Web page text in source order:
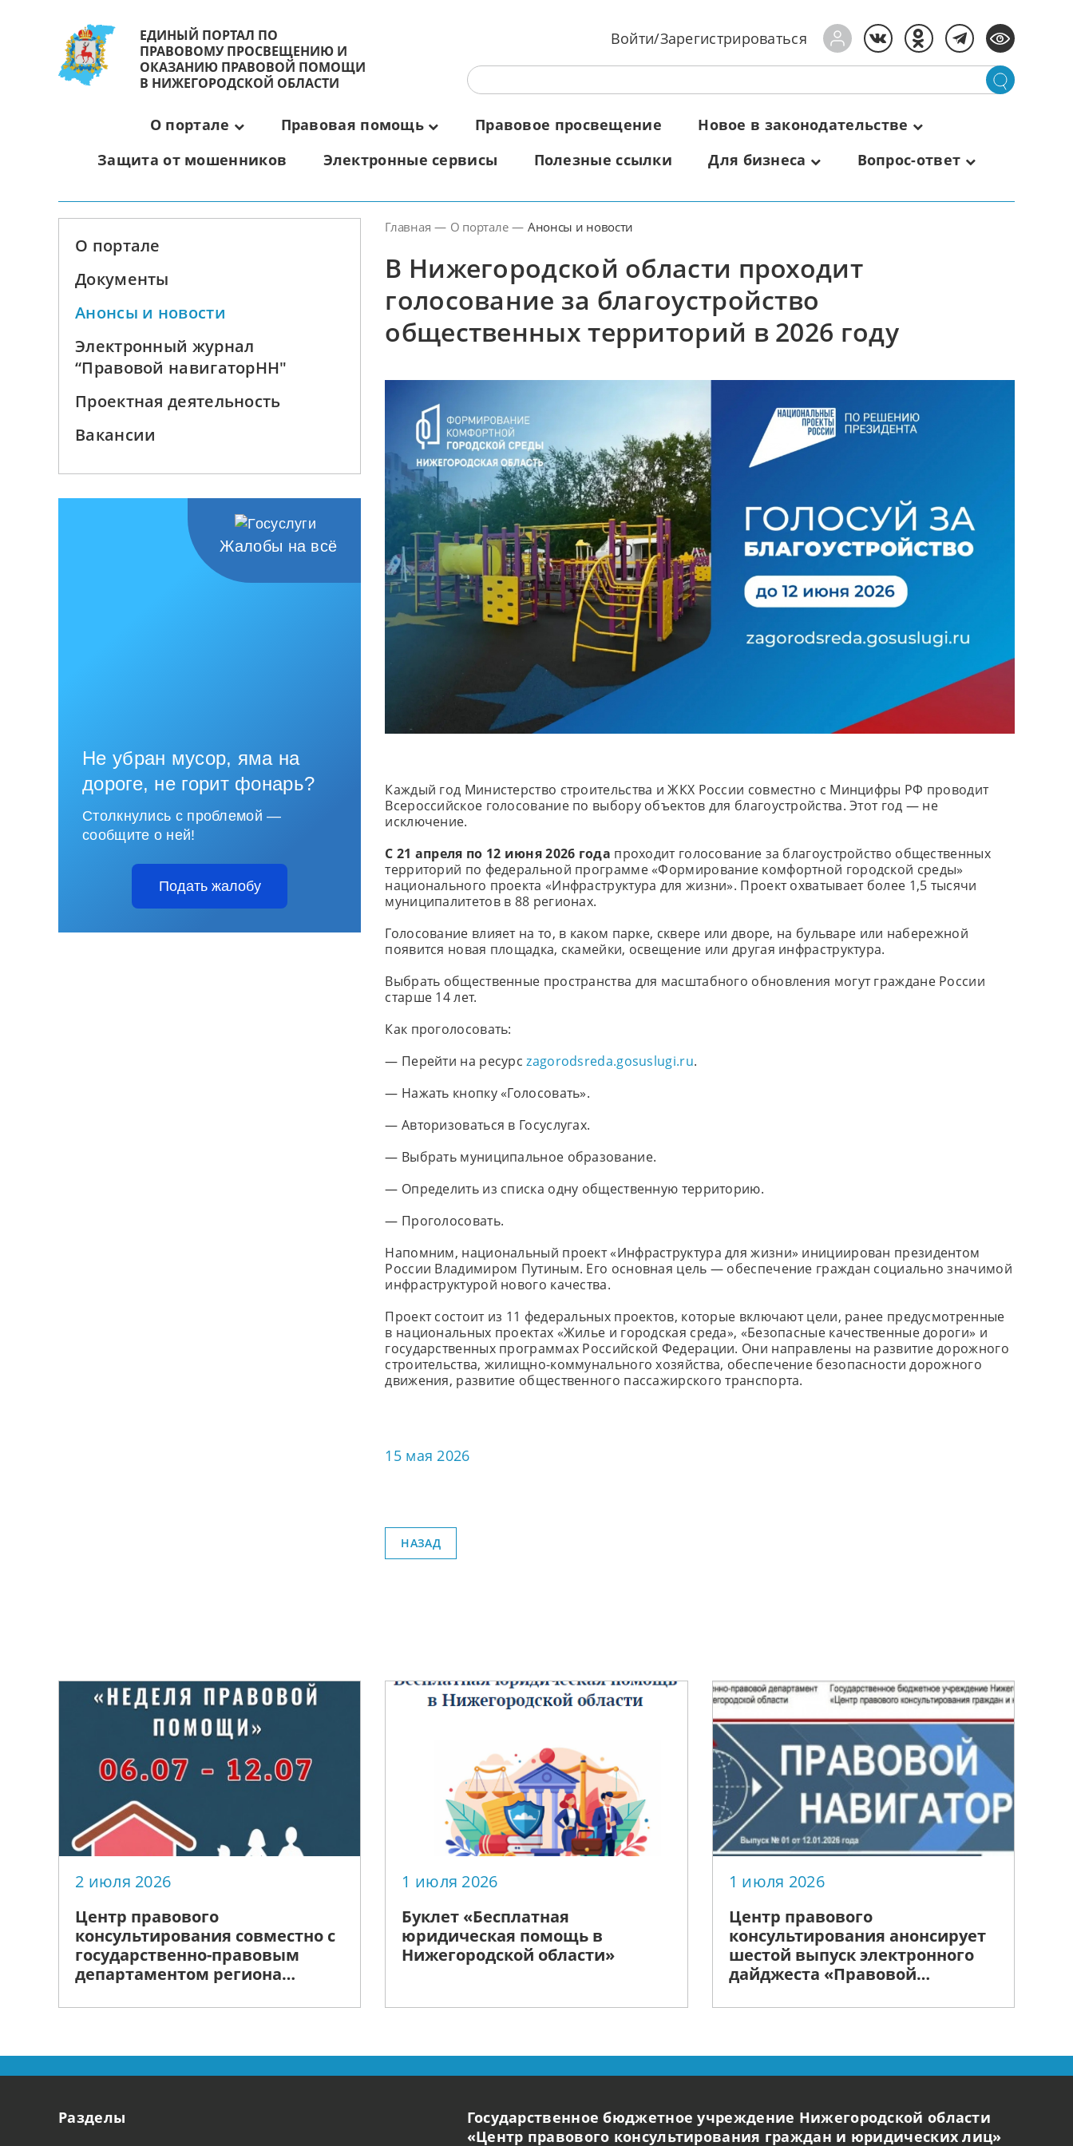
ЕДИНЫЙ ПОРТАЛ ПО
ПРАВОВОМУ ПРОСВЕЩЕНИЮ И
ОКАЗАНИЮ ПРАВОВОЙ ПОМОЩИ
В НИЖЕГОРОДСКОЙ ОБЛАСТИ
Войти/Зарегистрироваться
О портале Правовая помощь Правовое просвещение
Новое в законодательстве
Защита от мошенников
Электронные сервисы Полезные ссылки Для бизнеса Вопрос-ответ
О портале
Документы
Анонсы и новости
Электронный журнал
“Правовой навигаторНН"
Проектная деятельность
Вакансии
Жалобы на всё
Не убран мусор, яма на
дороге, не горит фонарь?
Столкнулись с проблемой —
сообщите о ней!
Подать жалобу
Главная — О портале — Анонсы и новости
В Нижегородской области проходит
голосование за благоустройство
общественных территорий в 2026 году
Каждый год Министерство строительства и ЖКХ России совместно с Минцифры РФ проводит
Всероссийское голосование по выбору объектов для благоустройства. Этот год — не
исключение.
С 21 апреля по 12 июня 2026 года проходит голосование за благоустройство общественных
территорий по федеральной программе «Формирование комфортной городской среды»
национального проекта «Инфраструктура для жизни». Проект охватывает более 1,5 тысячи
муниципалитетов в 88 регионах.
Голосование влияет на то, в каком парке, сквере или дворе, на бульваре или набережной
появится новая площадка, скамейки, освещение или другая инфраструктура.
Выбрать общественные пространства для масштабного обновления могут граждане России
старше 14 лет.
Как проголосовать:
— Перейти на ресурсzagorodsreda.gosuslugi.ru.
— Нажать кнопку «Голосовать».
— Авторизоваться в Госуслугах.
— Выбрать муниципальное образование.
— Определить из списка одну общественную территорию.
— Проголосовать.
Напомним, национальный проект «Инфраструктура для жизни» инициирован президентом
России Владимиром Путиным. Его основная цель — обеспечение граждан социально значимой
инфраструктурой нового качества.
Проект состоит из 11 федеральных проектов, которые включают цели, ранее предусмотренные
в национальных проектах «Жилье и городская среда», «Безопасные качественные дороги» и
государственных программах Российской Федерации. Они направлены на развитие дорожного
строительства, жилищно-коммунального хозяйства, обеспечение безопасности дорожного
движения, развитие общественного пассажирского транспорта.
15 мая 2026
НАЗАД
2 июля 2026
Центр правового
консультирования совместно с
государственно-правовым
департаментом региона
«Недели правовой помощи»,
любви и верности
1 июля 2026
Буклет «Бесплатная
юридическая помощь в
Нижегородской области»
1 июля 2026
Центр правового
консультирования анонсирует
шестой выпуск электронного
дайджеста «Правовой
«Семья»
Разделы
Государственное бюджетное учреждение Нижегородской области
«Центр правового консультирования граждан и юридических лиц»